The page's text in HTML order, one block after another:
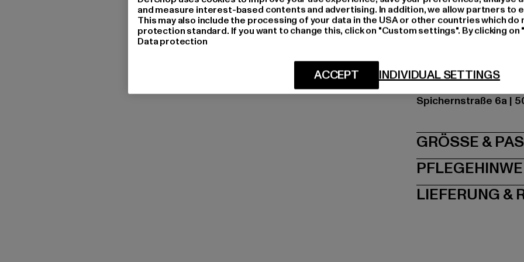
Farbe: weiß
Hersteller Farbe:
Hersteller: Brandit
Spichernstraße 6a |
GRÖSSE
LIEFERUNG &
and measure interest-based contents and advertising. In addition, we allow partners to
This may also include the processing of your data in the USA or other countries which do
protection standard. If you want to change this, click on "Custom settings". By clicking
Data protection
INDIVIDUAL SETTINGS
ACCEPT